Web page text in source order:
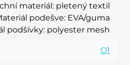
materiál: pletený textil
podešve: EVA/guma
podšívky: polyester mesh
O1